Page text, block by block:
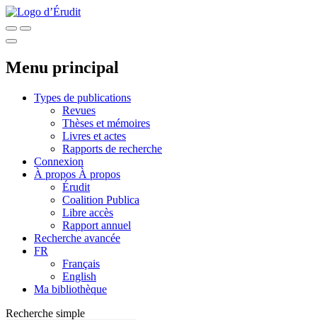
Menu principal
Types de publications
Revues
Thèses et mémoires
Livres et actes
Rapports de recherche
Connexion
À propos À propos
Érudit
Coalition Publica
Libre accès
Rapport annuel
Recherche avancée
FR
Français
English
Ma bibliothèque
Recherche simple